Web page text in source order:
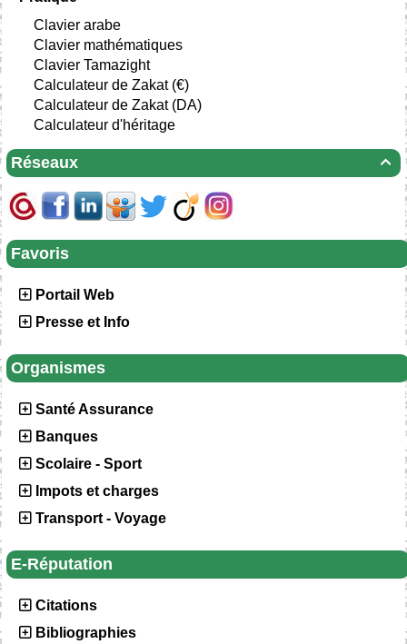
Clavier arabe
Clavier mathématiques
Clavier Tamazight
Calculateur de Zakat (€)
Calculateur de Zakat (DA)
Calculateur d'héritage

Réseaux
Favoris
Portail Web
Presse et Info
Organismes
Santé Assurance
Banques
Scolaire - Sport
Impots et charges
Transport - Voyage
E-Réputation
Citations
Bibliographies